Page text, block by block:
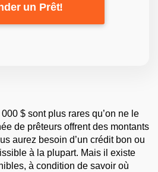
un Prêt!
$ sont plus rares qu’on ne le
de prêteurs offrent des montants
aurez besoin d’un crédit bon ou
à la plupart. Mais il existe
à condition de savoir où